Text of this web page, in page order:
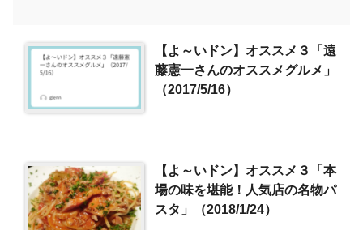
【よ～いドン】オススメ３「遠
藤憲一さんのオススメグルメ」
（2017/5/16）
【よ～いドン】オススメ３「本
場の味を堪能！人気店の名物パ
スタ」（2018/1/24）